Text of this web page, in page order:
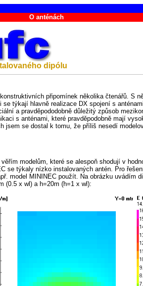
O anténách
dipólu
připomínek několika čtenářů. S
týkají hlavně realizace DX spojení s
a pravděpododobně důležitý způsob
s anténami, které pravděpodobně mají
jsem se dostal k tomu, že příliš nesedí
modelům, které se alespoň shodují v
se týkaly nízko instalovaných antén. Pro
model MININEC použít. Na obrázku
(0.5 x wl) a h=20m (h=1 x wl):